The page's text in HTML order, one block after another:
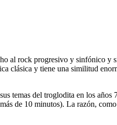
al rock progresivo y sinfónico y
clásica y tiene una similitud
temas del troglodita en los
de 10 minutos). La razón,